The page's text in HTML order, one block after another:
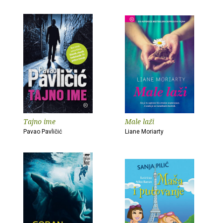
Tajno ime
Pavao Pavličić
Male laži
Liane Moriarty